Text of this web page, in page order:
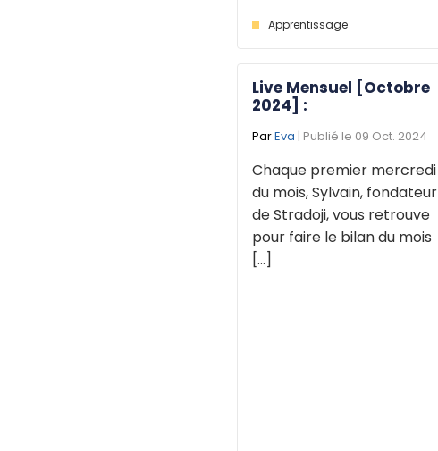
Apprentissage
Live Mensuel [Octobre
2024] :
ParEva | Publié le 09 Oct. 2024
Chaque premier mercredi
du mois, Sylvain, fondateur
de Stradoji, vous retrouve
pour faire le bilan du mois
[...]